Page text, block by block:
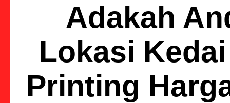
Adakah
Lokasi
Printing